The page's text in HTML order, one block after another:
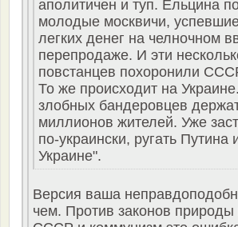
аполитичен и туп. Ельцина
молодые москвичи,
легких денег на челночном
перепродаже. И эти
повстанцев похоронили
То же происходит на
злобных бандеровцев
миллионов жителей. Уже
по-украински, ругать Путина
Украине".
Версия ваша
чем. Против законов